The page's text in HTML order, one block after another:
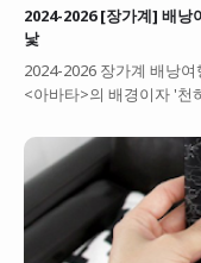
2024-2026 [장가계] 배낭
낯
2024-2026 장가계 배낭
<아바타>의 배경이자 '